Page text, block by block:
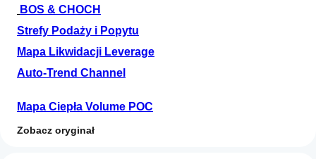
BOS & CHOCH
Strefy Podaży i Popytu
Mapa Likwidacji Leverage
Auto-Trend Channel
Mapa Ciepła Volume POC
Zobacz oryginał